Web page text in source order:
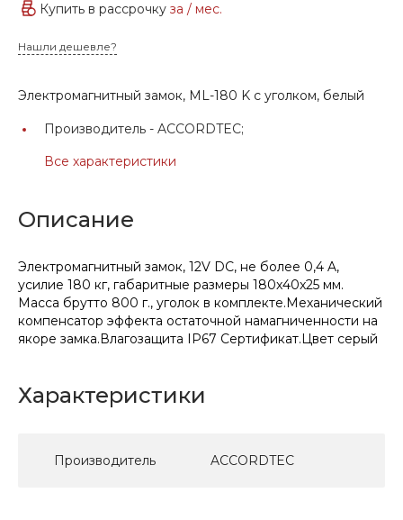
Купить в рассрочку за / мес.
Нашли дешевле?
Электромагнитный замок, ML-180 K с уголком, белый
Производитель - ACCORDTEC;
Все характеристики
Описание
Электромагнитный замок, 12V DC, не более 0,4 A,
усилие 180 кг, габаритные размеры 180x40x25 мм.
Масса брутто 800 г., уголок в комплекте.Механический
компенсатор эффекта остаточной намагниченности на
якоре замка.Влагозащита IP67 Сертификат.Цвет серый
Характеристики
Производитель ACCORDTEC